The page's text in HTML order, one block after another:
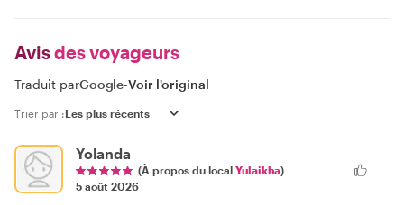
Avisdes voyageurs
Traduit parGoogle-Voir l'original
Trier par :
Yolanda
(À propos du local Yulaikha)
5 août 2026